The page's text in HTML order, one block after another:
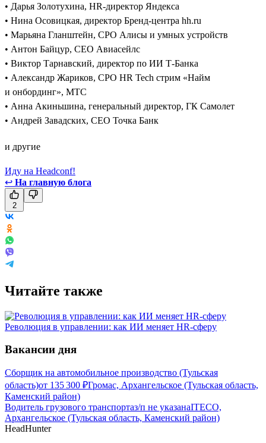
• Дарья Золотухина, HR-директор Яндекса
• Нина Осовицкая, директор Бренд-центра hh.ru
• Марьяна Гланштейн, CPO Алисы и умных устройств
• Антон Байцур, CEO Авиасейлс
• Виктор Тарнавский, директор по ИИ Т-Банка
• Александр Жариков, CPO HR Tech стрим «Найм
и онбординг», МТС
• Анна Акиньшина, генеральный директор, ГК Самолет
• Андрей Завадских, СЕО Точка Банк
и другие
Иду на Headconf!
↩ На главную блога
2
Читайте также
Революция в управлении: как ИИ меняет HR-сферу
Вакансии дня
Сборщик на автомобильное производство (Тульская
область)от 135 300 ₽Громас, Архангельское (Тульская область,
Каменский район)
Водитель грузового транспортаз/п не указанаITECO,
Архангельское (Тульская область, Каменский район)
HeadHunter